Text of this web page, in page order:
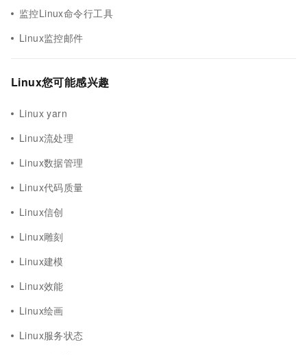
监控Linux命令行工具
Linux监控邮件
Linux您可能感兴趣
Linux yarn
Linux流处理
Linux数据管理
Linux代码质量
Linux信创
Linux雕刻
Linux建模
Linux效能
Linux绘画
Linux服务状态